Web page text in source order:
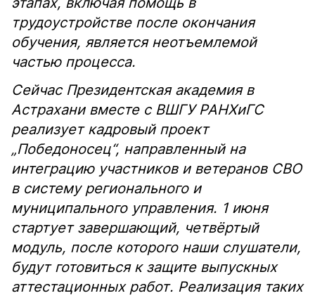
трудоустройстве после окончания
обучения, является неотъемлемой
частью процесса.
Сейчас Президентская академия в
Астрахани вместе с ВШГУ РАНХиГС
реализует кадровый проект
„Победоносец“, направленный на
интеграцию участников и ветеранов СВО
в систему регионального и
муниципального управления. 1 июня
стартует завершающий, четвёртый
модуль, после которого наши слушатели,
будут готовиться к защите выпускных
аттестационных работ. Реализация таких